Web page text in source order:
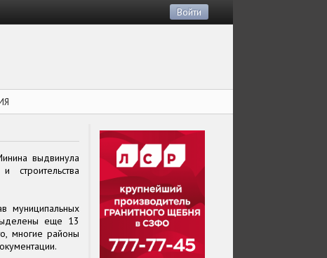
Войти
выдвинула
муниципальных
еще 13
многие районы